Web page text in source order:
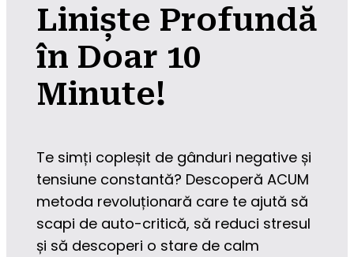
Te simți copleșit de gânduri negative și
tensiune constantă? Descoperă ACUM
metoda revoluționară care te ajută să
scapi de auto-critică, să reduci stresul
și să descoperi o stare de calm
Liniște Profundă
în Doar 10
Minute!